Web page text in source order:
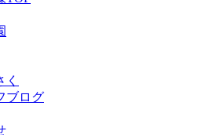
く
ブログ